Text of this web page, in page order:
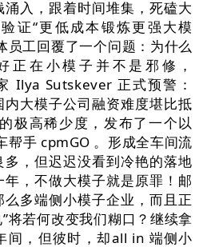
入，跟着时间堆集，死磕大
证“更低成本锻炼更强大模
员工回覆了一个问题：为什么
正在小模子并不是邪修，
Ilya Sutskever 正式预警：
内大模子公司融资难度堪比抵
极高稀少度，发布了一个以
帮手 cpmGO 。形成全车间流
，但迟迟没看到冷艳的落地
，不做大模子就是原罪！邮
多端侧小模子企业，而且正
将若何改变我们糊口？继续拿
间，但彼时，却all in 端侧小